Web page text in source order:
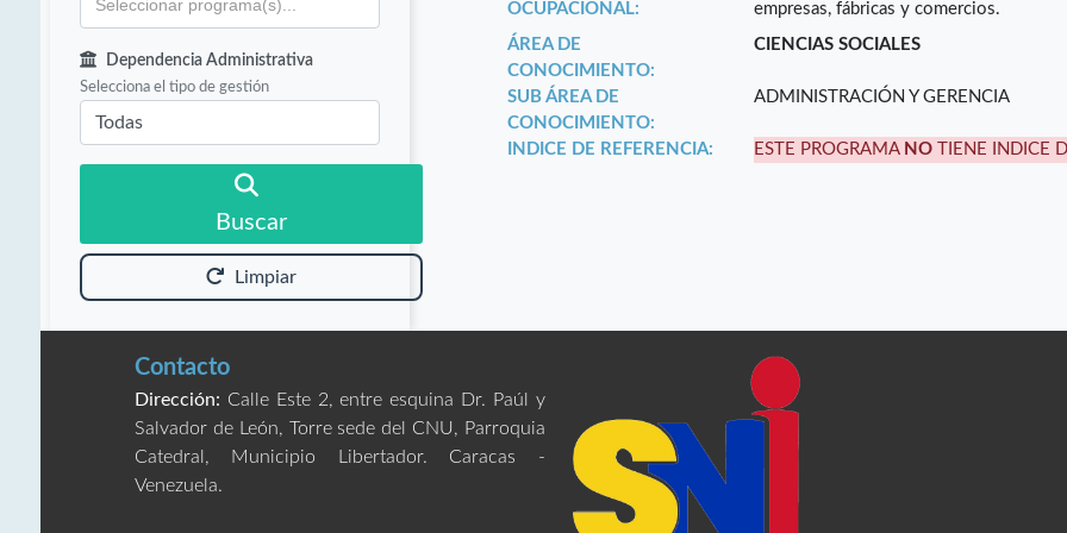
Dependencia Administrativa
Selecciona el tipo de gestión
Buscar
Limpiar
OCUPACIONAL:
empresas, fábricas y comercios.
ÁREA DE
CONOCIMIENTO:
CIENCIAS SOCIALES
SUB ÁREA DE
CONOCIMIENTO:
ADMINISTRACIÓN Y GERENCIA
INDICE DE REFERENCIA: ESTE PROGRAMA NO TIENE INDICE
Contacto
Dirección: Calle Este 2, entre esquina Dr. Paúl y
Salvador de León, Torre sede del CNU, Parroquia
Catedral, Municipio Libertador. Caracas -
Venezuela.